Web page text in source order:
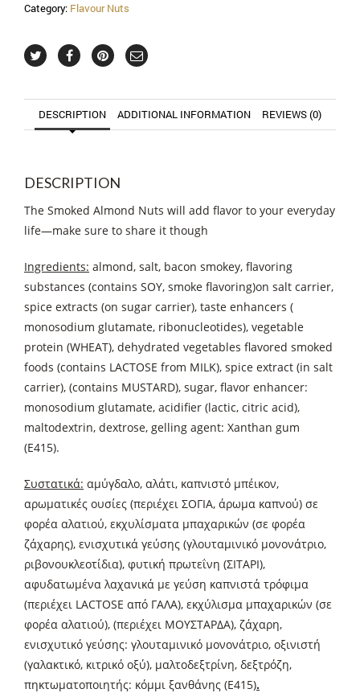
Category: Flavour Nuts
DESCRIPTION ADDITIONAL INFORMATION REVIEWS (0)
DESCRIPTION
The Smoked Almond Nuts will add flavor to your everyday
life—make sure to share it though
Ingredients: almond, salt, bacon smokey, flavoring
substances (contains SOY, smoke flavoring)on salt carrier,
spice extracts (on sugar carrier), taste enhancers (
monosodium glutamate, ribonucleotides), vegetable
protein (WHEAT), dehydrated vegetables flavored smoked
foods (contains LACTOSΕ from MILK), spice extract (in salt
carrier), (contains MUSTARD), sugar, flavor enhancer:
monosodium glutamate, acidifier (lactic, citric acid),
maltodextrin, dextrose, gelling agent: Xanthan gum
(E415).
Συστατικά: αμύγδαλο, αλάτι, καπνιστό μπέικον,
αρωματικές ουσίες (περιέχει ΣΟΓΙΑ, άρωμα καπνού) σε
φορέα αλατιού, εκχυλίσματα μπαχαρικών (σε φορέα
ζάχαρης), ενισχυτικά γεύσης (γλουταμινικό μονονάτριο,
ριβονουκλεοτίδια), φυτική πρωτεΐνη (ΣΙΤΑΡΙ),
αφυδατωμένα λαχανικά με γεύση καπνιστά τρόφιμα
(περιέχει LACTOSE από ΓΑΛΑ), εκχύλισμα μπαχαρικών (σε
φορέα αλατιού), (περιέχει ΜΟΥΣΤΑΡΔΑ), ζάχαρη,
ενισχυτικό γεύσης: γλουταμινικό μονονάτριο, οξινιστή
(γαλακτικό, κιτρικό οξύ), μαλτοδεξτρίνη, δεξτρόζη,
πηκτωματοποιητής: κόμμι ξανθάνης (E415).